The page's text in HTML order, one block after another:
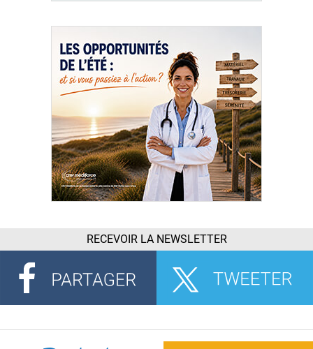
RECEVOIR LA NEWSLETTER